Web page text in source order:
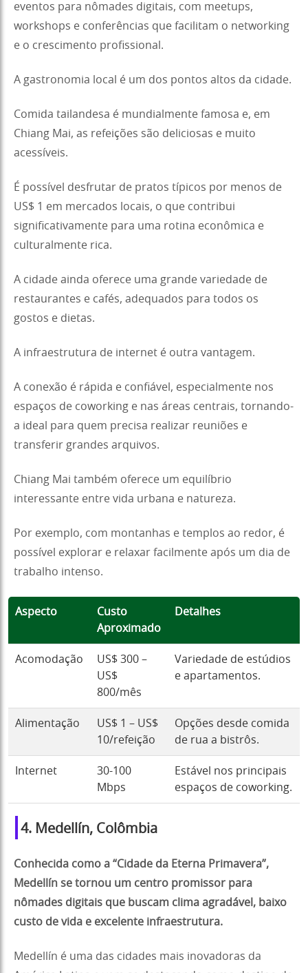
eventos para nômades digitais, com meetups,
workshops e conferências que facilitam o networking
e o crescimento profissional.
A gastronomia local é um dos pontos altos da cidade.
Comida tailandesa é mundialmente famosa e, em
Chiang Mai, as refeições são deliciosas e muito
acessíveis.
É possível desfrutar de pratos típicos por menos de
US$ 1 em mercados locais, o que contribui
significativamente para uma rotina econômica e
culturalmente rica.
A cidade ainda oferece uma grande variedade de
restaurantes e cafés, adequados para todos os
gostos e dietas.
A infraestrutura de internet é outra vantagem.
A conexão é rápida e confiável, especialmente nos
espaços de coworking e nas áreas centrais, tornando-
a ideal para quem precisa realizar reuniões e
transferir grandes arquivos.
Chiang Mai também oferece um equilíbrio
interessante entre vida urbana e natureza.
Por exemplo, com montanhas e templos ao redor, é
possível explorar e relaxar facilmente após um dia de
trabalho intenso.
Aspecto
Custo
Aproximado
Detalhes
Acomodação
US$ 300 –
US$
800/mês
Variedade de estúdios
e apartamentos.
Alimentação
US$ 1 – US$
10/refeição
Opções desde comida
de rua a bistrôs.
Internet
30-100
Mbps
Estável nos principais
espaços de coworking.
4. Medellín, Colômbia
Conhecida como a “Cidade da Eterna Primavera”,
Medellín se tornou um centro promissor para
nômades digitais que buscam clima agradável, baixo
custo de vida e excelente infraestrutura.
Medellín é uma das cidades mais inovadoras da